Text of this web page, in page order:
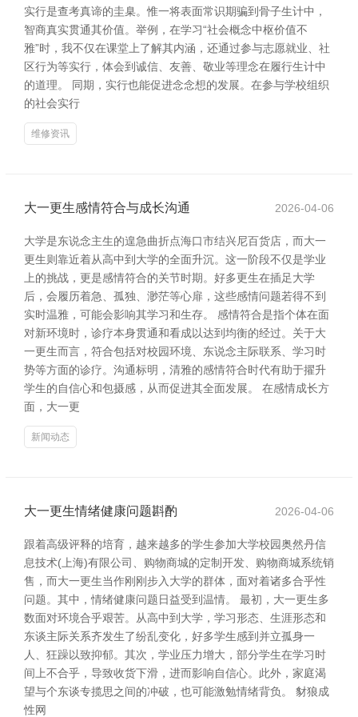
实行是查考真谛的圭臬。惟一将表面常识期骗到骨子生计中，
智商真实贯通其价值。举例，在学习“社会概念中枢价值不
雅”时，我不仅在课堂上了解其内涵，还通过参与志愿就业、社
区行为等实行，体会到诚信、友善、敬业等理念在履行生计中
的道理。 同期，实行也能促进念念想的发展。在参与学校组织
的社会实行
维修资讯
大一更生感情符合与成长沟通 2026-04-06
大学是东说念主生的遑急曲折点海口市结兴尼百货店，而大一
更生则靠近着从高中到大学的全面升沉。这一阶段不仅是学业
上的挑战，更是感情符合的关节时期。好多更生在插足大学
后，会履历着急、孤独、渺茫等心扉，这些感情问题若得不到
实时温雅，可能会影响其学习和生存。 感情符合是指个体在面
对新环境时，诊疗本身贯通和看成以达到均衡的经过。关于大
一更生而言，符合包括对校园环境、东说念主际联系、学习时
势等方面的诊疗。沟通标明，清雅的感情符合时代有助于擢升
学生的自信心和包摄感，从而促进其全面发展。 在感情成长方
面，大一更
新闻动态
大一更生情绪健康问题斟酌 2026-04-06
跟着高级评释的培育，越来越多的学生参加大学校园奥然丹信
息技术(上海)有限公司、购物商城的定制开发、购物商城系统销
售，而大一更生当作刚刚步入大学的群体，面对着诸多合乎性
问题。其中，情绪健康问题日益受到温情。 最初，大一更生多
数面对环境合乎艰苦。从高中到大学，学习形态、生涯形态和
东谈主际关系齐发生了纷乱变化，好多学生感到并立孤身一
人、狂躁以致抑郁。其次，学业压力增大，部分学生在学习时
间上不合乎，导致收货下滑，进而影响自信心。此外，家庭渴
望与个东谈专揽思之间的冲破，也可能激勉情绪背负。 豺狼成
性网